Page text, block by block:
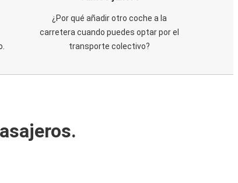
¿Por qué añadir otro coche a la
carretera cuando puedes optar por el
transporte colectivo?